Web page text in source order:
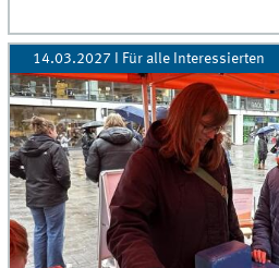
14.03.2027 I Für alle Interessierten